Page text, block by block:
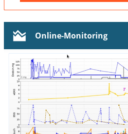
Online-Monitoring